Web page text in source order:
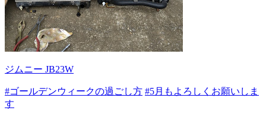
ジムニー JB23W
#ゴールデンウィークの過ごし方 #5月もよろしくお願いしま
す